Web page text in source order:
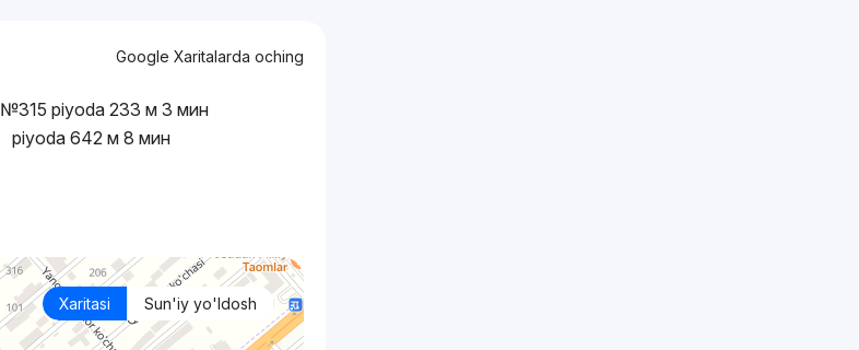
Google Xaritalarda oching
№315 piyoda 233 м 3 мин
piyoda 642 м 8 мин
Xaritasi Sun'iy yo'ldosh